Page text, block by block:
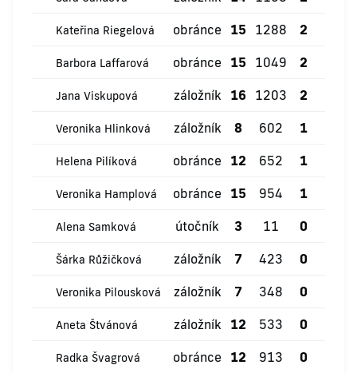
Kateřina Riegelová obránce 15 1288 2
Barbora Laffarová obránce 15 1049 2
Jana Viskupová záložník 16 1203 2
Veronika Hlinková záložník 8 602 1
Helena Pilíková obránce 12 652 1
Veronika Hamplová obránce 15 954 1
Alena Samková útočník 3 11 0
Šárka Růžičková záložník 7 423 0
Veronika Pilousková záložník 7 348 0
Aneta Štvánová záložník 12 533 0
Radka Švagrová obránce 12 913 0